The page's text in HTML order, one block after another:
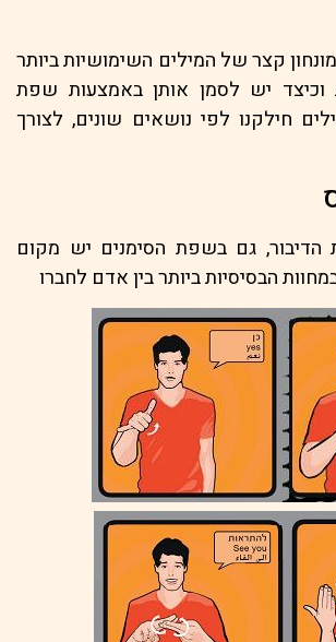
קצר של המילים השימושיות ביותר
וכיצד יש לסמן אותן באמצעות שפת
חילקנו לפי נושאים שונים, לצורך
גם בשפת הסימנים יש מקום
הבסיסיות ביותר בין אדם לחברו